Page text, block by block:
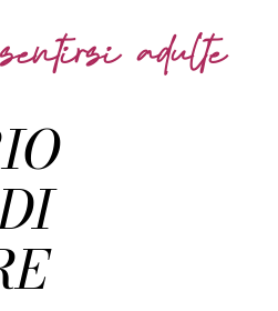
adulte